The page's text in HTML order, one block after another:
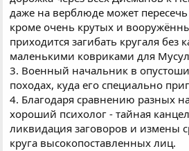
даже на верблюде может
кроме очень крутых и
приходится загибать кругаля без
маленькими ковриками для
3. Военный начальник в
походах, куда его специально
4. Благодаря сравнению разных
хороший психолог - тайная
ликвидация заговоров и измены
круга высокопоставленных лиц.